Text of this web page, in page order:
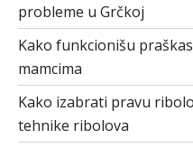
probleme u Grčkoj
Kako funkcionišu
mamcima
Kako izabrati pravu
tehnike ribolova